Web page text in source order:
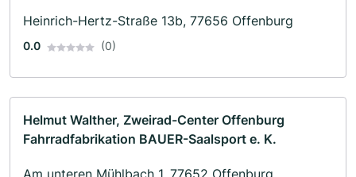
Heinrich-Hertz-Straße 13b, 77656 Offenburg
0.0 (0)
Helmut Walther, Zweirad-Center Offenburg
Fahrradfabrikation BAUER-Saalsport e. K.